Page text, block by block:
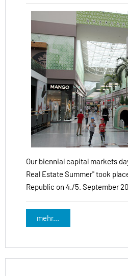
Our biennial capital markets
Real Estate Summer" took
Republic on 4./5. September
mehr...